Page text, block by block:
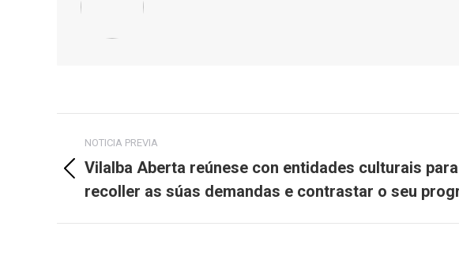
navigation
NOTICIA PREVIA
Previous
post:
Vilalba Aberta reúnese con entidades culturais para
recoller as súas demandas e contrastar o seu